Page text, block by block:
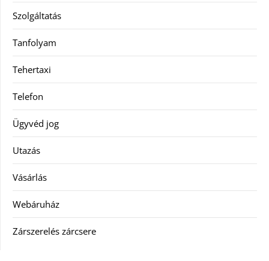
Szolgáltatás
Tanfolyam
Tehertaxi
Telefon
Ügyvéd jog
Utazás
Vásárlás
Webáruház
Zárszerelés zárcsere